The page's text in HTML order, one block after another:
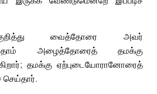
வைத்தோரை அவர்
தாம் அழைத்தோரைத் தமக்கு
தமக்கு ஏற்புடையோரானோரைத்
செய்தார்.